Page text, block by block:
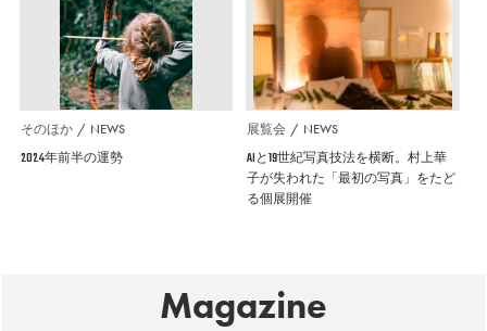
そのほか NEWS
2024年前半の運勢
展覧会 NEWS
AIと19世紀写真技法を横断。村上華
子が失われた「最初の写真」をたど
る個展開催
Magazine